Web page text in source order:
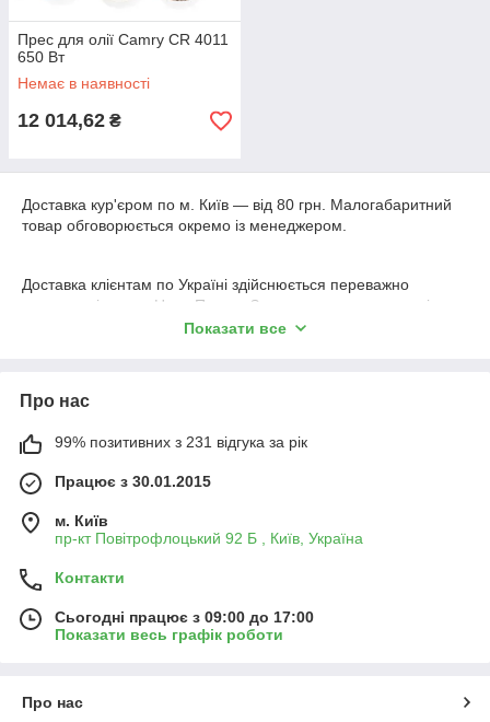
Прес для олії Camry CR 4011
650 Вт
Немає в наявності
12 014,62 ₴
Доставка кур'єром по м. Київ ― від 80 грн. Малогабаритний
товар обговорюється окремо із менеджером.
Доставка клієнтам по Україні здійснюється переважно
автоперевізником Нова Пошта. Зважаючи на оптимальні
тарифи з вантажоперевезення, наявність online сервісу з
здійснюються тільки після 100% оплати).
1. Нова адреса.
https://r60267.geo.novaposhta.ua/office/nearest
2. Justin адреси. https://justin.ua/viddilennya/
3. Meest Express адреси. https://www.meest-
express.com.ua/ua/karta-viddilen/
Показати все
Про нас
99% позитивних з 231 відгука за рік
Працює з 30.01.2015
м. Київ
пр-кт Повітрофлоцький 92 Б , Київ, Україна
Контакти
Сьогодні працює з 09:00 до 17:00
Показати весь графік роботи
Про нас